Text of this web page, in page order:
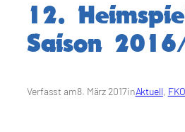
12.
Saison
Verfasst am8. März 2017inAktuell, FKO